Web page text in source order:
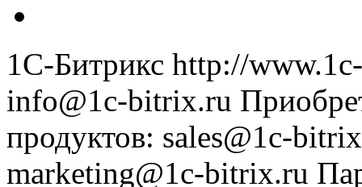
1С-Битрикс http://
info@1c-bitrix.ru
продуктов: sales@1c-
marketing@1c-bitrix.ru